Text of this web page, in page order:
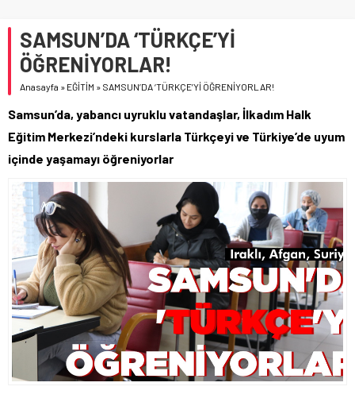
SAMSUN’DA ‘TÜRKÇE’Yİ
ÖĞRENİYORLAR!
Anasayfa » EĞİTİM » SAMSUN’DA ‘TÜRKÇE’Yİ ÖĞRENİYORLAR!
Samsun’da, yabancı uyruklu vatandaşlar, İlkadım Halk
Eğitim Merkezi’ndeki kurslarla Türkçeyi ve Türkiye’de uyum
içinde yaşamayı öğreniyorlar